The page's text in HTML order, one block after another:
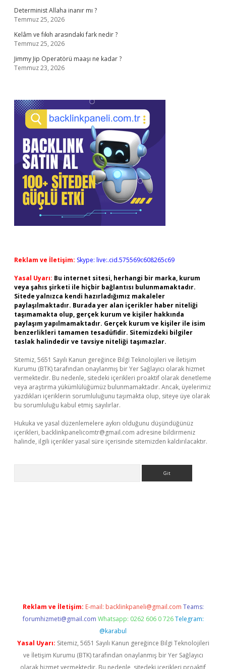
Determinist Allaha inanır mı ?
Temmuz 25, 2026
Kelâm ve fıkıh arasındaki fark nedir ?
Temmuz 25, 2026
Jimmy Jip Operatörü maaşı ne kadar ?
Temmuz 23, 2026
Reklam ve İletişim: Skype: live:.cid.575569c608265c69
Yasal Uyarı: Bu internet sitesi, herhangi bir marka, kurum
veya şahıs şirketi ile hiçbir bağlantısı bulunmamaktadır.
Sitede yalnızca kendi hazırladığımız makaleler
paylaşılmaktadır. Burada yer alan içerikler haber niteliği
taşımamakta olup, gerçek kurum ve kişiler hakkında
paylaşım yapılmamaktadır. Gerçek kurum ve kişiler ile isim
benzerlikleri tamamen tesadüfidir. Sitemizdeki bilgiler
taslak halindedir ve tavsiye niteliği taşımazlar.
Sitemiz, 5651 Sayılı Kanun gereğince Bilgi Teknolojileri ve İletişim
Kurumu (BTK) tarafından onaylanmış bir Yer Sağlayıcı olarak hizmet
vermektedir. Bu nedenle, sitedeki içerikleri proaktif olarak denetleme
veya araştırma yükümlülüğümüz bulunmamaktadır. Ancak, üyelerimiz
yazdıkları içeriklerin sorumluluğunu taşımakta olup, siteye üye olarak
bu sorumluluğu kabul etmiş sayılırlar.
Hukuka ve yasal düzenlemelere aykırı olduğunu düşündüğünüz
içerikleri, backlinkpanelicomtr@gmail.com adresine bildirmeniz
halinde, ilgili içerikler yasal süre içerisinde sitemizden kaldırılacaktır.
Reklam ve İletişim: E-mail: backlinkpaneli@gmail.com Teams:
forumhizmeti@gmail.com Whatsapp: 0262 606 0 726 Telegram:
@karabul
Yasal Uyarı: Sitemiz, 5651 Sayılı Kanun gereğince Bilgi Teknolojileri
ve İletişim Kurumu (BTK) tarafından onaylanmış bir Yer Sağlayıcı
olarak hizmet vermektedir. Bu nedenle, sitedeki içerikleri proaktif